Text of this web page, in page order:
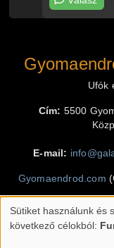
Ufók
Cím: 5500
E-mail:
Gyomaendrod.com
Személyes
Sütiket használunk és
következő célokból: